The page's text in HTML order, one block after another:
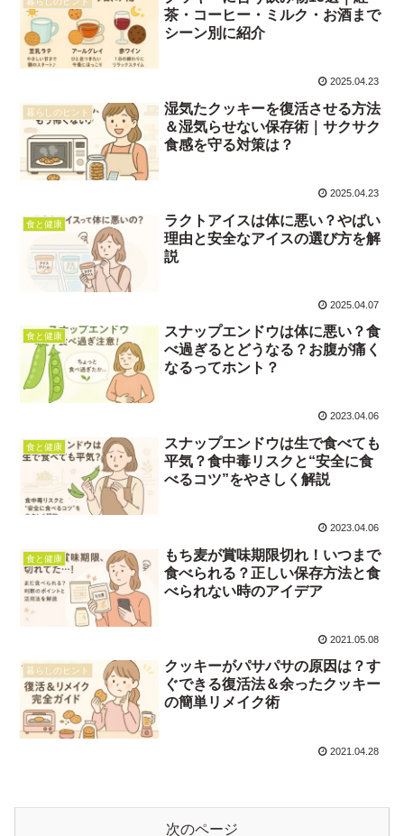
茶・コーヒー・ミルク・お酒まで
シーン別に紹介
2025.04.23
暮らしのヒント
湿気たクッキーを復活させる方法
＆湿気らせない保存術｜サクサク
食感を守る対策は？
2025.04.23
食と健康
ラクトアイスは体に悪い？やばい
理由と安全なアイスの選び方を解
説
2025.04.07
食と健康
スナップエンドウは体に悪い？食
べ過ぎるとどうなる？お腹が痛く
なるってホント？
2023.04.06
食と健康
スナップエンドウは生で食べても
平気？食中毒リスクと“安全に食
べるコツ”をやさしく解説
2023.04.06
食と健康
もち麦が賞味期限切れ！いつまで
食べられる？正しい保存方法と食
べられない時のアイデア
2021.05.08
暮らしのヒント
クッキーがパサパサの原因は？す
ぐできる復活法＆余ったクッキー
の簡単リメイク術
2021.04.28
次のページ